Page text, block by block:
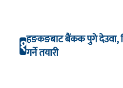
१हङकङबाट बैंकक पुगे देउवा,
गर्ने तयारी